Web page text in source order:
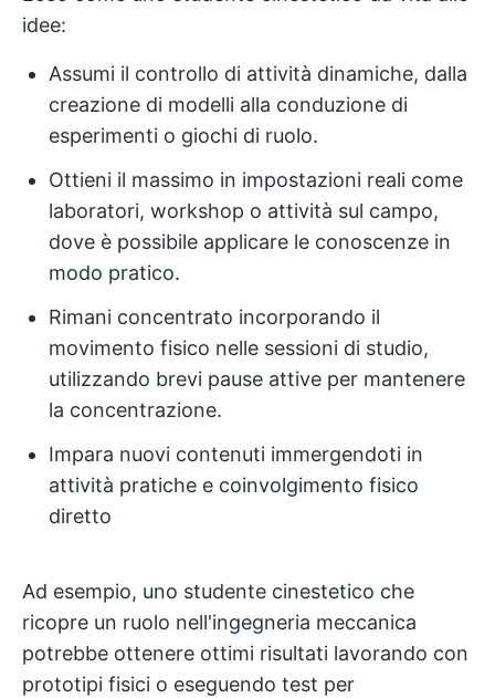
idee:
Assumi il controllo di attività dinamiche, dalla
creazione di modelli alla conduzione di
esperimenti o giochi di ruolo.
Ottieni il massimo in impostazioni reali come
laboratori, workshop o attività sul campo,
dove è possibile applicare le conoscenze in
modo pratico.
Rimani concentrato incorporando il
movimento fisico nelle sessioni di studio,
utilizzando brevi pause attive per mantenere
la concentrazione.
Impara nuovi contenuti immergendoti in
attività pratiche e coinvolgimento fisico
diretto
Ad esempio, uno studente cinestetico che
ricopre un ruolo nell'ingegneria meccanica
potrebbe ottenere ottimi risultati lavorando con
prototipi fisici o eseguendo test per